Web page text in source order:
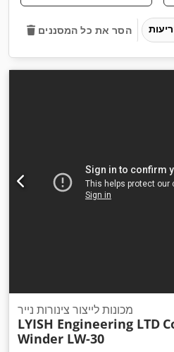
הסר את כל המסננים
מכונות לייצור צינורות נייר
LYISH Engineering LTD
Winder LW-30